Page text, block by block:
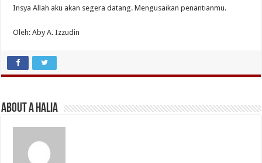
Insya Allah aku akan segera datang. Mengusaikan penantianmu.
Oleh: Aby A. Izzudin
About A Halia